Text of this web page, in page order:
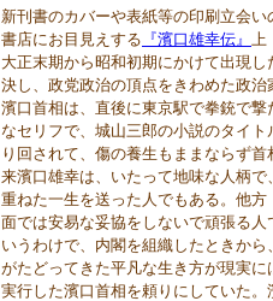
新刊書のカバーや表紙等の印刷立会
書店にお目見えする 『濱口雄幸伝』 上
大正末期から昭和初期にかけて出現
決し、政党政治の頂点をきわめた政
濱口首相は、直後に東京駅で拳銃で
なセリフで、城山三郎の小説のタイ
り回されて、傷の養生もままならず
来濱口雄幸は、いたって地味な人柄
重ねた一生を送った人でもある。他
面では安易な妥協をしないで頑張る
いうわけで、内閣を組織したときか
がたどってきた平凡な生き方が現実
実行した濱口首相を頼りにしていた